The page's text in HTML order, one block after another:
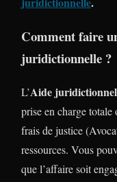
Comment faire
juridictionnelle ?
L’Aide
prise en charge totale
frais de justice
ressources. Vous
que l’affaire soit